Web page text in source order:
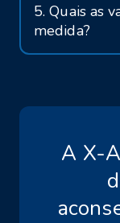
5. Quais as
medida?
A X-